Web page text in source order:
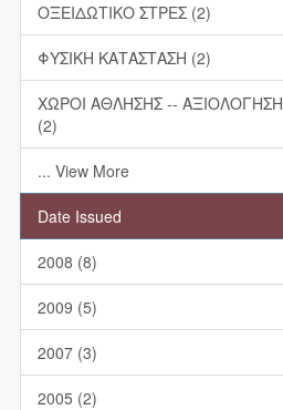
ΟΞΕΙΔΩΤΙΚΟ ΣΤΡΕΣ (2)
ΦΥΣΙΚΗ ΚΑΤΑΣΤΑΣΗ (2)
ΧΩΡΟΙ ΑΘΛΗΣΗΣ -- ΑΞΙΟΛΟΓΗΣΗ
(2)
... View More
Date Issued
2008 (8)
2009 (5)
2007 (3)
2005 (2)